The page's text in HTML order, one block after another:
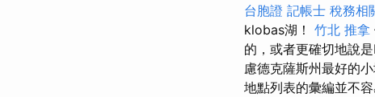
台胞證 記帳士 稅務相
klobas湖！ 竹北 推拿
的，或者更確切地說
慮德克薩斯州最好的
地點列表的彙編並不